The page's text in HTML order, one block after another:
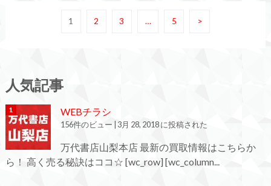
1 2 3 … 5 >
人気記事
WEBチラシ
156件のビュー 3月 28, 2018 に投稿された
万代書店山梨本店 最新の買取情報はこちらか
ら！ 高く売る秘訣はココ☆ [wc_row] [wc_column...